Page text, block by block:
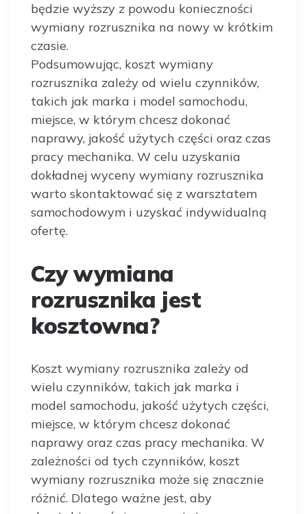
będzie wyższy z powodu konieczności
wymiany rozrusznika na nowy w krótkim
czasie.
Podsumowując, koszt wymiany
rozrusznika zależy od wielu czynników,
takich jak marka i model samochodu,
miejsce, w którym chcesz dokonać
naprawy, jakość użytych części oraz czas
pracy mechanika. W celu uzyskania
dokładnej wyceny wymiany rozrusznika
warto skontaktować się z warsztatem
samochodowym i uzyskać indywidualną
ofertę.
Czy wymiana
rozrusznika jest
kosztowna?
Koszt wymiany rozrusznika zależy od
wielu czynników, takich jak marka i
model samochodu, jakość użytych części,
miejsce, w którym chcesz dokonać
naprawy oraz czas pracy mechanika. W
zależności od tych czynników, koszt
wymiany rozrusznika może się znacznie
różnić. Dlatego ważne jest, aby